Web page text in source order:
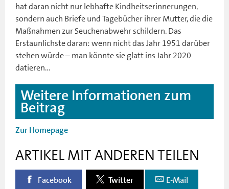
hat daran nicht nur lebhafte Kindheitserinnerungen,
sondern auch Briefe und Tagebücher ihrer Mutter, die die
Maßnahmen zur Seuchenabwehr schildern. Das
Erstaunlichste daran: wenn nicht das Jahr 1951 darüber
stehen würde – man könnte sie glatt ins Jahr 2020
datieren…
Weitere Informationen zum
Beitrag
Zur Homepage
ARTIKEL MIT ANDEREN TEILEN
Facebook Twitter E-Mail